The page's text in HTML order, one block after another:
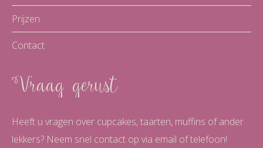
Prijzen
Contact
Vraag gerust
Heeft u vragen over cupcakes, taarten, muffins of ander
lekkers? Neem snel contact op via email of telefoon!